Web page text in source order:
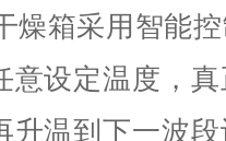
燥箱采用智能
意设定温度，
升温到下一波